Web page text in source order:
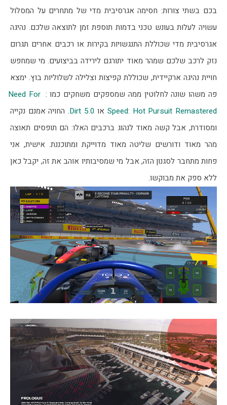
פה משהו שונה לחלוטין ממה שמספקים משחקים כמו : Need For
Speed: Hot Pursuit Remastered או Dirt 5.0
ללא ספק את מבוקשו.